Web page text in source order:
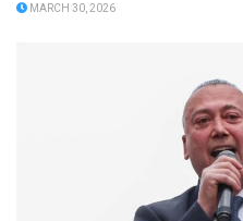
MARCH 30, 2026